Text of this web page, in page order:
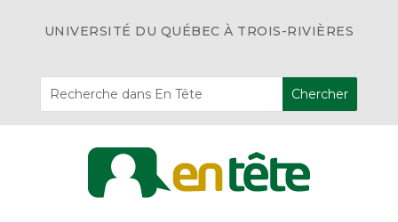
UNIVERSITÉ DU QUÉBEC À TROIS-RIVIÈRES